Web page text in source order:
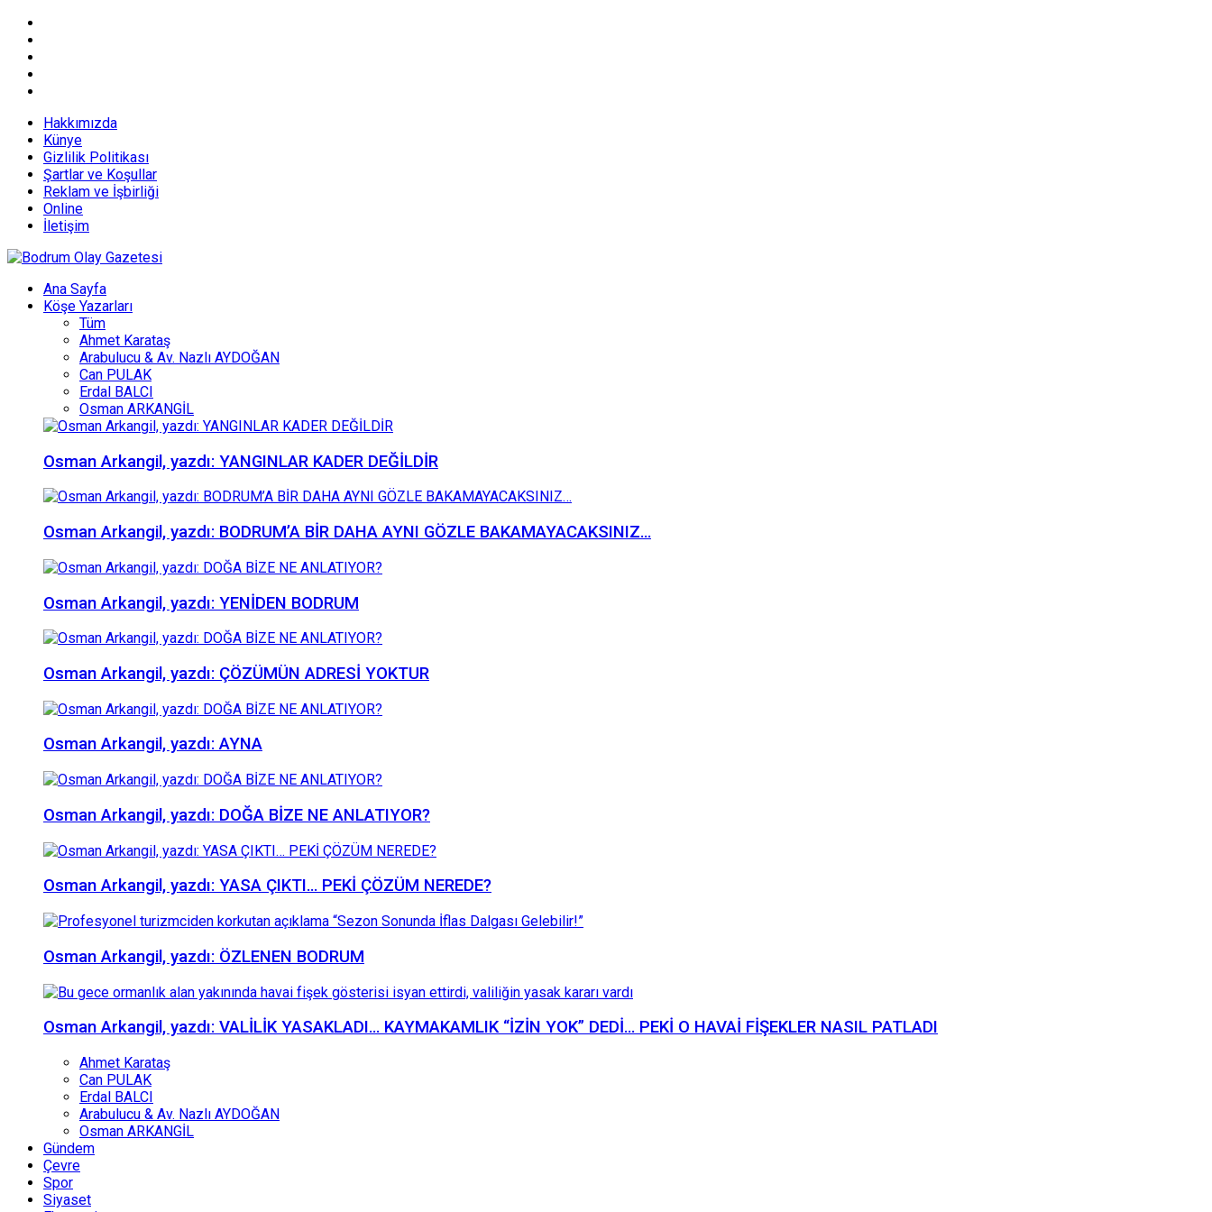
Hakkımızda
Künye
Gizlilik Politikası
Şartlar ve Koşullar
Reklam ve İşbirliği
Online
İletişim
Ana Sayfa
Köşe Yazarları
Tüm
Ahmet Karataş
Arabulucu & Av. Nazlı AYDOĞAN
Can PULAK
Erdal BALCI
Osman ARKANGİL
Osman Arkangil, yazdı: YANGINLAR KADER DEĞİLDİR
Osman Arkangil, yazdı: BODRUM’A BİR DAHA AYNI GÖZLE BAKAMAYACAKSINIZ…
Osman Arkangil, yazdı: YENİDEN BODRUM
Osman Arkangil, yazdı: ÇÖZÜMÜN ADRESİ YOKTUR
Osman Arkangil, yazdı: AYNA
Osman Arkangil, yazdı: DOĞA BİZE NE ANLATIYOR?
Osman Arkangil, yazdı: YASA ÇIKTI… PEKİ ÇÖZÜM NEREDE?
Osman Arkangil, yazdı: ÖZLENEN BODRUM
Osman Arkangil, yazdı: VALİLİK YASAKLADI… KAYMAKAMLIK “İZİN YOK” DEDİ… PEKİ O HAVAİ FİŞEKLER NASIL PATLADI
Ahmet Karataş
Can PULAK
Erdal BALCI
Arabulucu & Av. Nazlı AYDOĞAN
Osman ARKANGİL
Gündem
Çevre
Spor
Siyaset